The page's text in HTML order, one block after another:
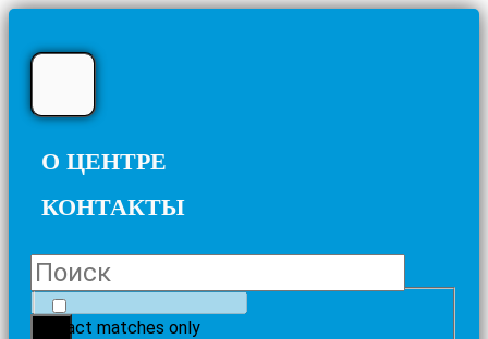
О ЦЕНТРЕ
КОНТАКТЫ
Exact matches only